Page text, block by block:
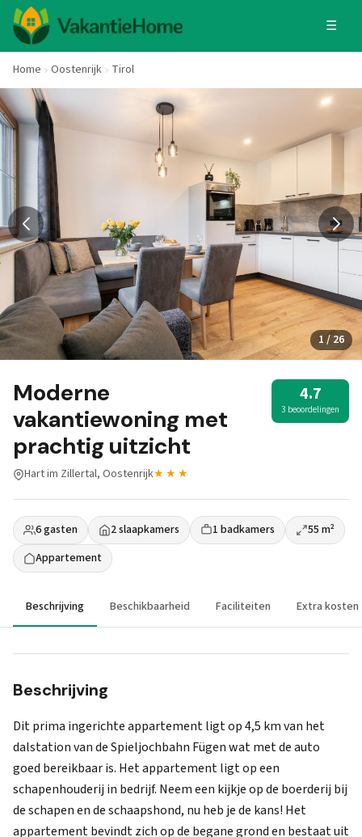
☰
Home Oostenrijk Tirol
1 / 26
Moderne
vakantiewoning met
prachtig uitzicht
4.7
3 beoordelingen
Hart im Zillertal, Oostenrijk★★★
6 gasten 2 slaapkamers 1 badkamers
55 m²
Appartement
Beschrijving Beschikbaarheid Faciliteiten Extra kosten
Beschrijving
Dit prima ingerichte appartement ligt op 4,5 km van het
dalstation van de Spieljochbahn Fügen wat met de auto
goed bereikbaar is. Het appartement ligt op een
schapenhouderij in bedrijf. Neem een kijkje op de boerderij bij
de schapen en de schaapshond, nu heb je de kans! Het
appartement bevindt zich op de begane grond en bestaat uit